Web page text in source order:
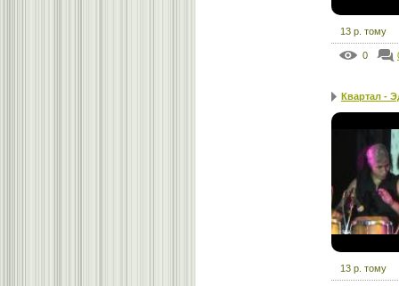
13 р. тому
0
Квартал -
13 р. тому